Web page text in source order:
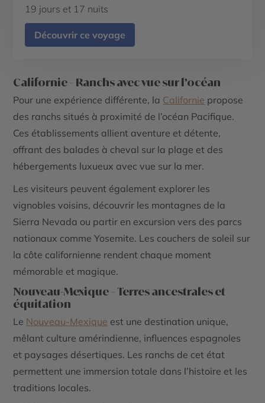
19 jours et 17 nuits
Découvrir ce voyage
Californie – Ranchs avec vue sur l’océan
Pour une expérience différente, la Californie propose
des ranchs situés à proximité de l’océan Pacifique.
Ces établissements allient aventure et détente,
offrant des balades à cheval sur la plage et des
hébergements luxueux avec vue sur la mer.
Les visiteurs peuvent également explorer les
vignobles voisins, découvrir les montagnes de la
Sierra Nevada ou partir en excursion vers des parcs
nationaux comme Yosemite. Les couchers de soleil sur
la côte californienne rendent chaque moment
mémorable et magique.
Nouveau-Mexique – Terres ancestrales et
équitation
Le Nouveau-Mexique est une destination unique,
mêlant culture amérindienne, influences espagnoles
et paysages désertiques. Les ranchs de cet état
permettent une immersion totale dans l’histoire et les
traditions locales.